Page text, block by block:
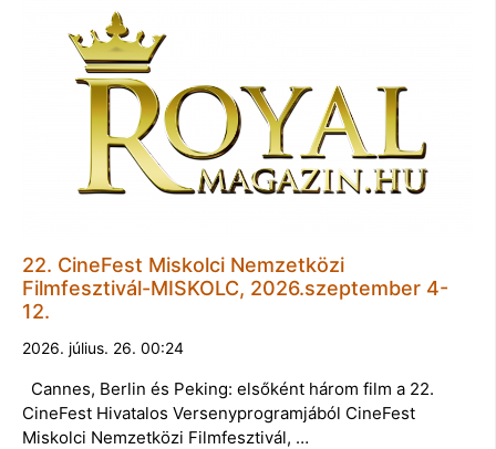
22. CineFest Miskolci Nemzetközi
Filmfesztivál-MISKOLC, 2026.szeptember 4-
12.
2026. július. 26. 00:24
Cannes, Berlin és Peking: elsőként három film a 22.
CineFest Hivatalos Versenyprogramjából CineFest
Miskolci Nemzetközi Filmfesztivál, …